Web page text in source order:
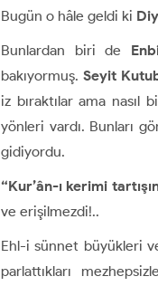
Bugün o hâle geldi ki
Bunlardan biri de
bakıyormuş. Seyit
iz bıraktılar ama
yönleri vardı. Bunları
gidiyordu.
“Kur’ân-ı kerimi
ve erişilmezdi!..
Ehl-i sünnet büyükleri
parlattıkları